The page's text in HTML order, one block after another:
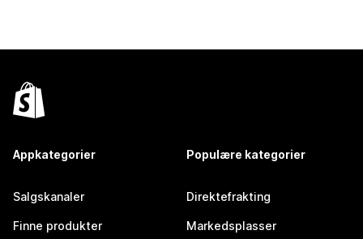
Appkategorier
Salgskanaler
Finne produkter
Populære kategorier
Direktefrakting
Markedsplasser